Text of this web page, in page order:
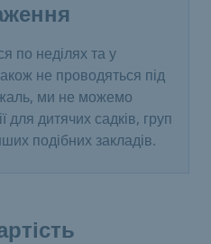
по неділях та у
не проводяться під
ми не можемо
для дитячих садків, груп
подібних закладів.